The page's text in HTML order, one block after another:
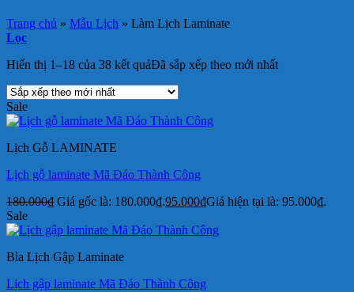
Trang chủ » Mẫu Lịch » Làm Lịch Laminate
Lọc
Hiển thị 1–18 của 38 kết quảĐã sắp xếp theo mới nhất
Sale
Lịch Gỗ LAMINATE
Lịch gỗ laminate Mã Đáo Thành Công
180.000₫ Giá gốc là: 180.000₫.95.000₫Giá hiện tại là: 95.000₫.
Sale
Bìa Lịch Gập Laminate
Lịch gập laminate Mã Đáo Thành Công